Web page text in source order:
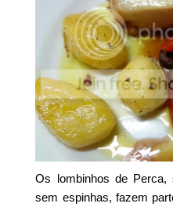
Os lombinhos de
sem espinhas, fazem